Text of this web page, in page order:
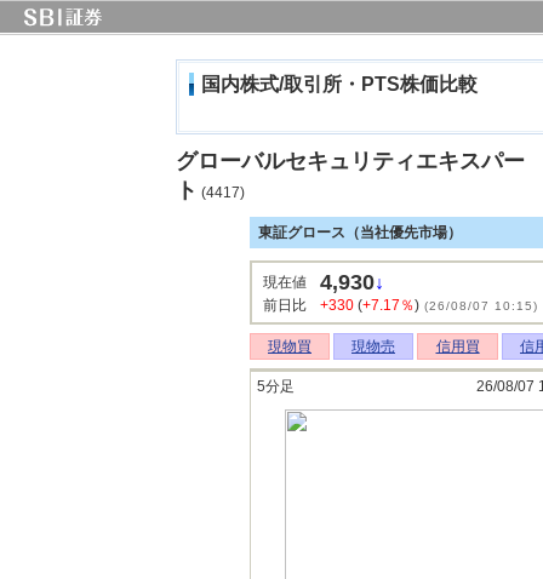
国内株式/取引所・PTS株価比較
グローバルセキュリティエキスパー
ト (4417)
東証グロース（当社優先市場）
現在値 4,930↓
前日比 +330 (+7.17％) (26/08/07 10:15)
現物買 現物売 信用買 信
5分足 26/08/07